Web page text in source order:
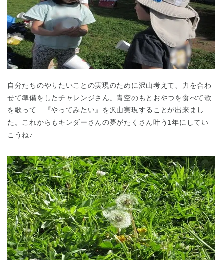
千葉県 千葉県 全域
埼玉県 埼玉県 全域
兵庫県 全域
自分たちのやりたいことの実現のために沢山考えて、力を合わ
せて準備をしたチャレンジさん。青空のもとおやつを食べて歌
を歌って…『やってみたい』を沢山実現することが出来まし
た。これからもキンダーさんの夢がたくさん叶う1年にしてい
こうね♪